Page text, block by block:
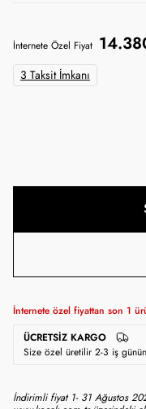
İnternete Özel Fiyat
3 Taksit İmkanı
İnternete özel fiyattan son 1
ÜCRETSIZ KARGO
Size özel üretilir 2-3 iş
İndirimli fiyat 1- 31 Ağustos